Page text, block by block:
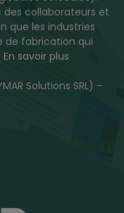
des collaborateurs et
que les industries
de fabrication qui
En savoir plus
Solutions SRL) –